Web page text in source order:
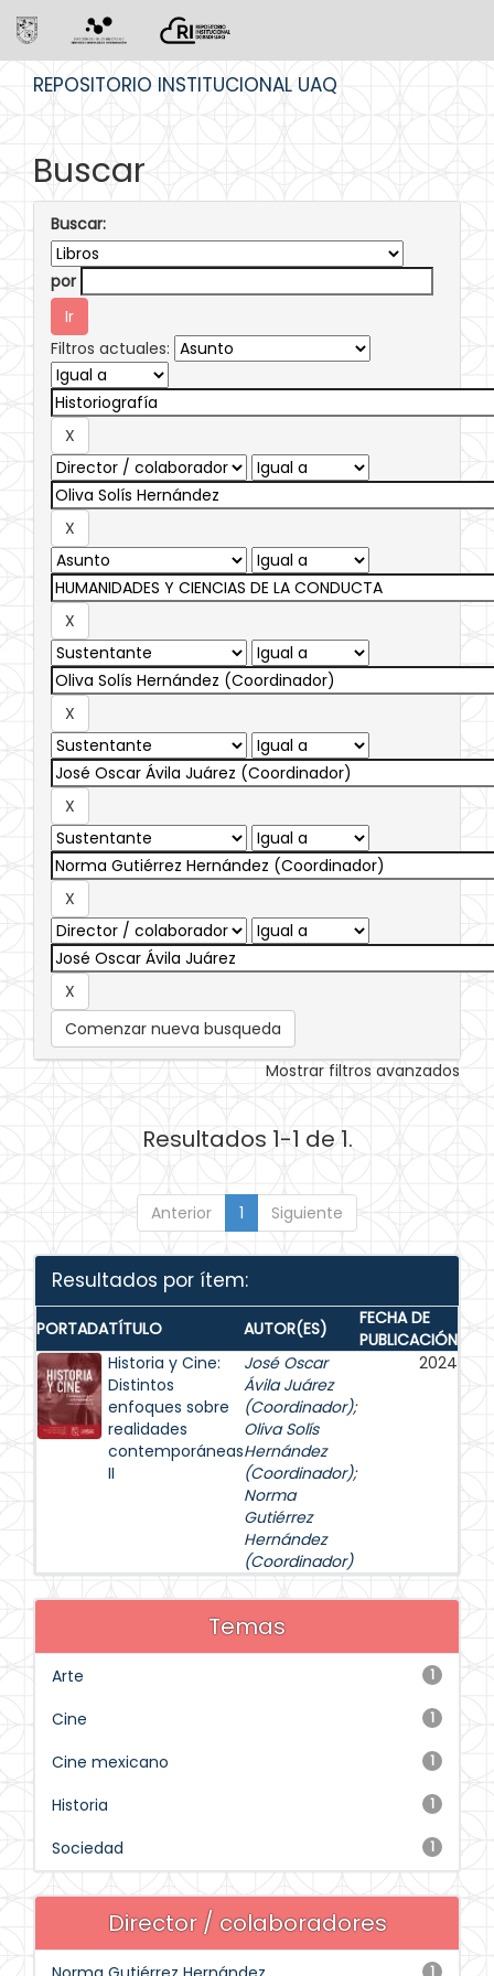
REPOSITORIO INSTITUCIONAL UAQ
Buscar
Buscar:
por
Filtros actuales:
Comenzar nueva busqueda
Mostrar filtros avanzados
Resultados 1-1 de 1.
Anterior 1 Siguiente
Resultados por ítem:
PORTADATÍTULO AUTOR(ES)
FECHA DE
PUBLICACIÓN
Historia y Cine:
Distintos
enfoques sobre
realidades
contemporáneas
II
José Oscar
Ávila Juárez
(Coordinador);
Oliva Solís
Hernández
(Coordinador);
Norma
Gutiérrez
Hernández
(Coordinador)
2024
Temas
1
Arte
1
Cine
1
Cine mexicano
1
Historia
1
Sociedad
Director / colaboradores
1